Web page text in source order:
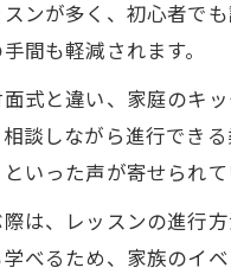
ンが多く、初心者で
間も軽減されます。
式と違い、家庭のキ
談しながら進行でき
いった声が寄せられて
は、レッスンの進行
べるため、家族のイベ